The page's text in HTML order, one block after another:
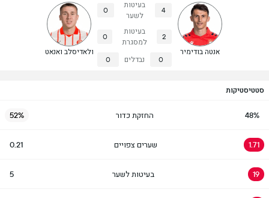
אנטה בודימיר
4
בעיטות
לשער
0
2
בעיטות
למסגרת
0
0 נבדלים 0
ולאדיסלב ואנאט
סטטיסטיקות
48% החזקת כדור 52%
1.71 שערים צפויים 0.21
19 בעיטות לשער 5